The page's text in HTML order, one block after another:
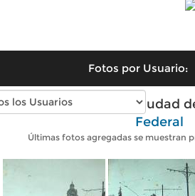
Fotos por Usuario:
Fotos antiguas de Ciudad
Federal
Últimas fotos agregadas se muestran